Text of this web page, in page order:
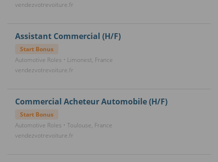
vendezvotrevoiture.fr
Assistant Commercial (H/F)
Start Bonus
Automotive Roles • Limonest, France
vendezvotrevoiture.fr
Commercial Acheteur Automobile (H/F)
Start Bonus
Automotive Roles • Toulouse, France
vendezvotrevoiture.fr